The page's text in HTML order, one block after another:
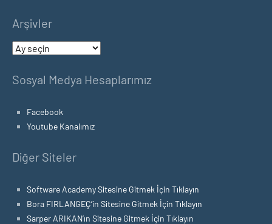
Arşivler
Arşivler
Sosyal Medya Hesaplarımız
Facebook
Youtube Kanalımız
Diğer Siteler
Software Academy Sitesine Gitmek İçin Tıklayın
Bora FIRLANGEÇ’in Sitesine Gitmek İçin Tıklayın
Sarper ARIKAN’ın Sitesine Gitmek İçin Tıklayın